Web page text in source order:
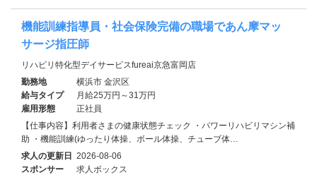
機能訓練指導員・社会保険完備の職場であん摩マッ
サージ指圧師
リハビリ特化型デイサービスfureai京急富岡店
勤務地
横浜市 金沢区
給与タイプ
月給25万円～31万円
雇用形態
正社員
【仕事内容】利用者さまの健康状態チェック ・パワーリハビリマシン補
助 ・機能訓練(ゆったり体操、ボール体操、チューブ体…
求人の更新日 2026-08-06
スポンサー
求人ボックス